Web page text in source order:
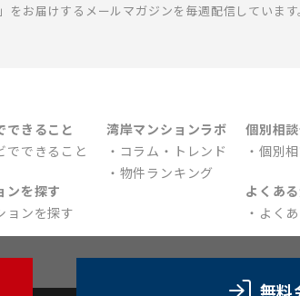
無料
お届けするメールマガジンを毎週配信していま
できること
でできること
ンを探す
ョンを探す
湾岸マンションラボ
コラム・トレンド
物件ランキング
個別相
個別
よくあ
よく